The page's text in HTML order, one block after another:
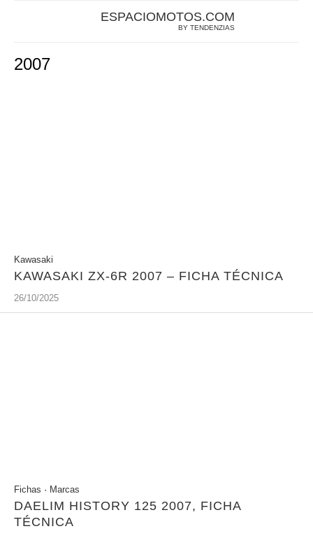
ESPACIOMOTOS.COM
BY TENDENZIAS
2007
Kawasaki
KAWASAKI ZX-6R 2007 – FICHA TÉCNICA
26/10/2025
Fichas · Marcas
DAELIM HISTORY 125 2007, FICHA
TÉCNICA